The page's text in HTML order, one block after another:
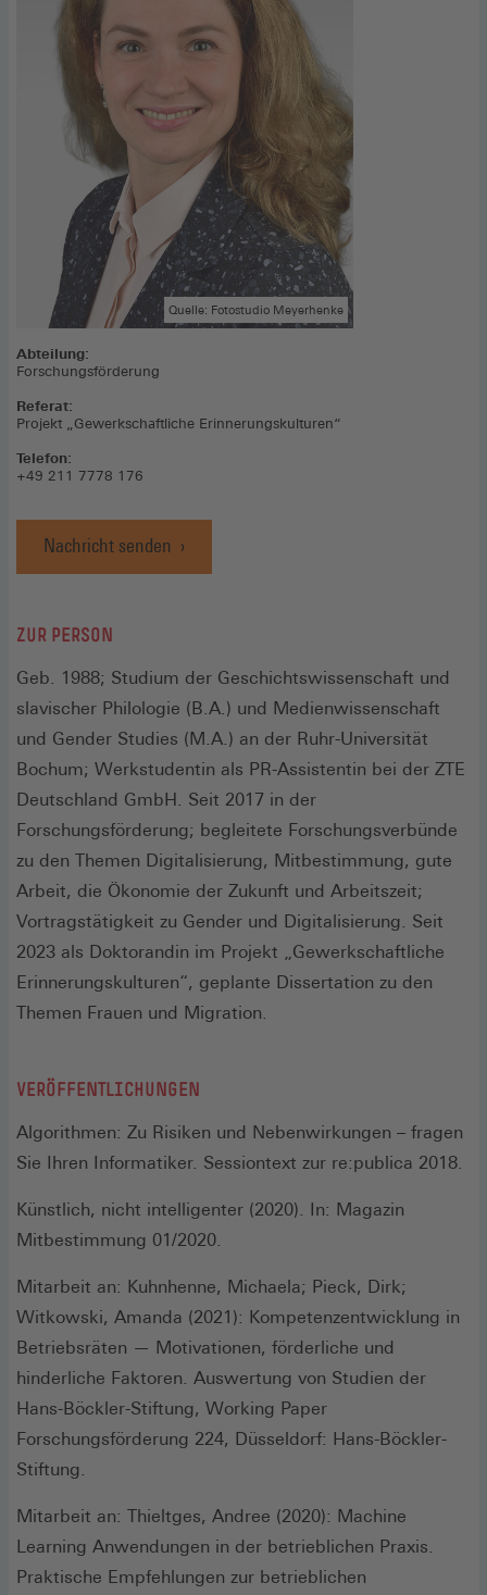
Quelle: Fotostudio Meyerhenke
Abteilung:
Forschungsförderung
Referat:
Projekt „Gewerkschaftliche Erinnerungskulturen“
Telefon:
+49 211 7778 176
Nachricht senden
ZUR PERSON
Geb. 1988; Studium der Geschichtswissenschaft und
slavischer Philologie (B.A.) und Medienwissenschaft
und Gender Studies (M.A.) an der Ruhr-Universität
Bochum; Werkstudentin als PR-Assistentin bei der ZTE
Deutschland GmbH. Seit 2017 in der
Forschungsförderung; begleitete Forschungsverbünde
zu den Themen Digitalisierung, Mitbestimmung, gute
Arbeit, die Ökonomie der Zukunft und Arbeitszeit;
Vortragstätigkeit zu Gender und Digitalisierung. Seit
2023 als Doktorandin im Projekt „Gewerkschaftliche
Erinnerungskulturen“, geplante Dissertation zu den
Themen Frauen und Migration.
VERÖFFENTLICHUNGEN
Algorithmen: Zu Risiken und Nebenwirkungen – fragen
Sie Ihren Informatiker. Sessiontext zur re:publica 2018.
Künstlich, nicht intelligenter (2020). In: Magazin
Mitbestimmung 01/2020.
Mitarbeit an: Kuhnhenne, Michaela; Pieck, Dirk;
Witkowski, Amanda (2021): Kompetenzentwicklung in
Betriebsräten — Motivationen, förderliche und
hinderliche Faktoren. Auswertung von Studien der
Hans-Böckler-Stiftung, Working Paper
Forschungsförderung 224, Düsseldorf: Hans-Böckler-
Stiftung.
Mitarbeit an: Thieltges, Andree (2020): Machine
Learning Anwendungen in der betrieblichen Praxis.
Praktische Empfehlungen zur betrieblichen